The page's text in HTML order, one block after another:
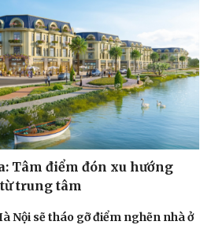
Tâm điểm đón xu hướng
trung tâm
Nội sẽ tháo gỡ điểm nghẽn nhà ở